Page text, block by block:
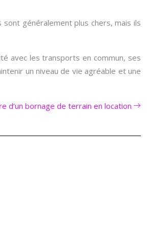
généralement plus chers, mais ils
avec les transports en commun, ses
un niveau de vie agréable et une
d’un bornage de terrain en location